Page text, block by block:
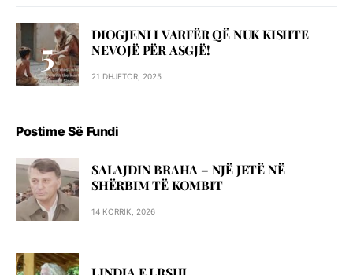
DIOGJENI I VARFËR QË NUK KISHTE
NEVOJË PËR ASGJË!
21 DHJETOR, 2025
Postime Së Fundi
SALAJDIN BRAHA – NJЁ JETЁ NЁ
SHЁRBIM TЁ KOMBIT
14 KORRIK, 2026